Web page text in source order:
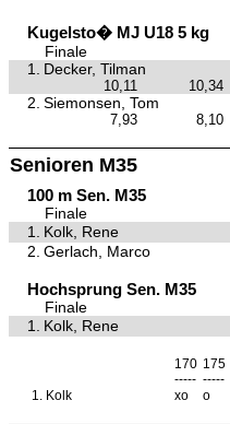
Kugelsto� MJ U18 5 kg
Finale
1.
Decker, Tilman
10,11 10,34
2. Siemonsen, Tom
7,93 8,10
Senioren M35
100 m Sen. M35
Finale
1.
Kolk, Rene
2. Gerlach, Marco
Hochsprung Sen. M35
Finale
1.
Kolk, Rene
170 175
----- -----
1. Kolk xo o